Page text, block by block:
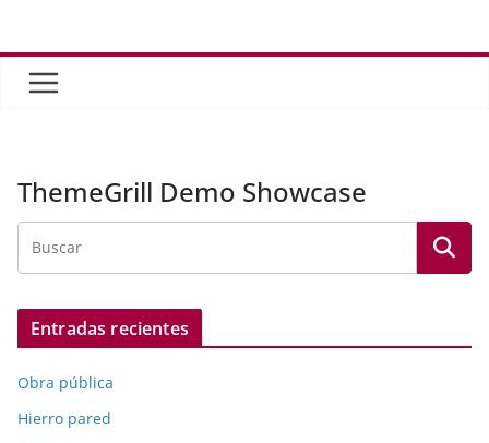
contenido
ThemeGrill Demo Showcase
Entradas recientes
Obra pública
Hierro pared